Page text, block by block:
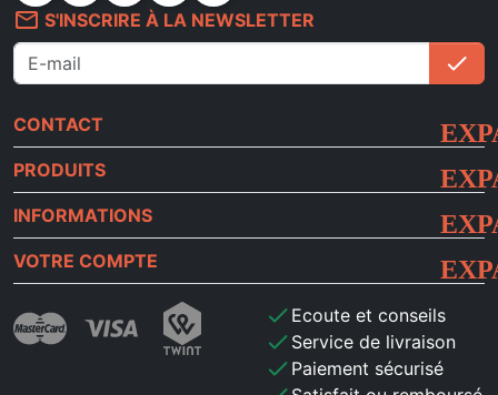
mail_outline S'INSCRIRE À LA NEWSLETTER
check
CONTACT
PRODUITS
INFORMATIONS
VOTRE COMPTE
check Ecoute et conseils
check Service de livraison
check Paiement sécurisé